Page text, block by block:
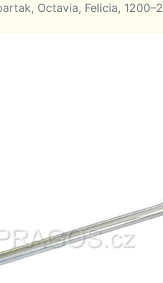
Octavia, Felicia, 1200–2